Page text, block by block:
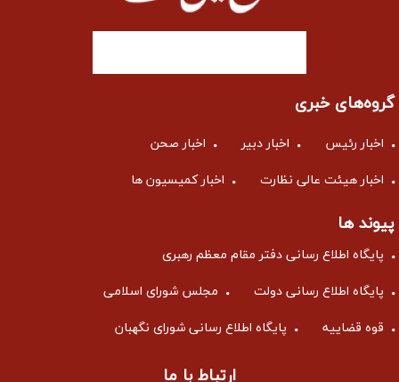
گروه‌های خبری
اخبار رئیس اخبار دبیر اخبار صحن
اخبار هیئت عالی نظارت اخبار کمیسیون ها
پیوند ها
پایگاه اطلاع رسانی دفتر مقام معظم رهبری
پایگاه اطلاع رسانی دولت مجلس شورای اسلامی
قوه قضاییه پایگاه اطلاع رسانی شورای نگهبان
ارتباط با ما